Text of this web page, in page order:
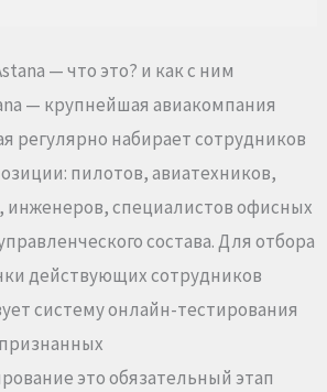
— что это? и как с ним
— крупнейшая авиакомпания
регулярно набирает сотрудников
пилотов, авиатехников,
инженеров, специалистов офисных
состава. Для отбора
действующих сотрудников
систему онлайн-тестирования
это обязательный этап